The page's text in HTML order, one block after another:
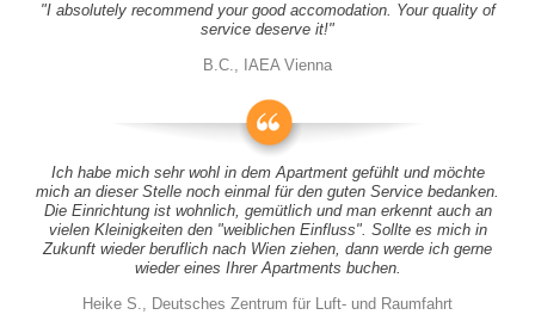
"I absolutely recommend your good accomodation. Your quality of
service deserve it!"
B.C., IAEA Vienna
Ich habe mich sehr wohl in dem Apartment gefühlt und möchte
mich an dieser Stelle noch einmal für den guten Service bedanken.
Die Einrichtung ist wohnlich, gemütlich und man erkennt auch an
vielen Kleinigkeiten den "weiblichen Einfluss". Sollte es mich in
Zukunft wieder beruflich nach Wien ziehen, dann werde ich gerne
wieder eines Ihrer Apartments buchen.
Heike S., Deutsches Zentrum für Luft- und Raumfahrt